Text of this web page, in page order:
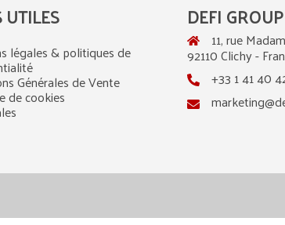
UTILES
légales & politiques de
Générales de Vente
de cookies
DEFI
11, rue
92110 Clichy -
+33 1 41 40